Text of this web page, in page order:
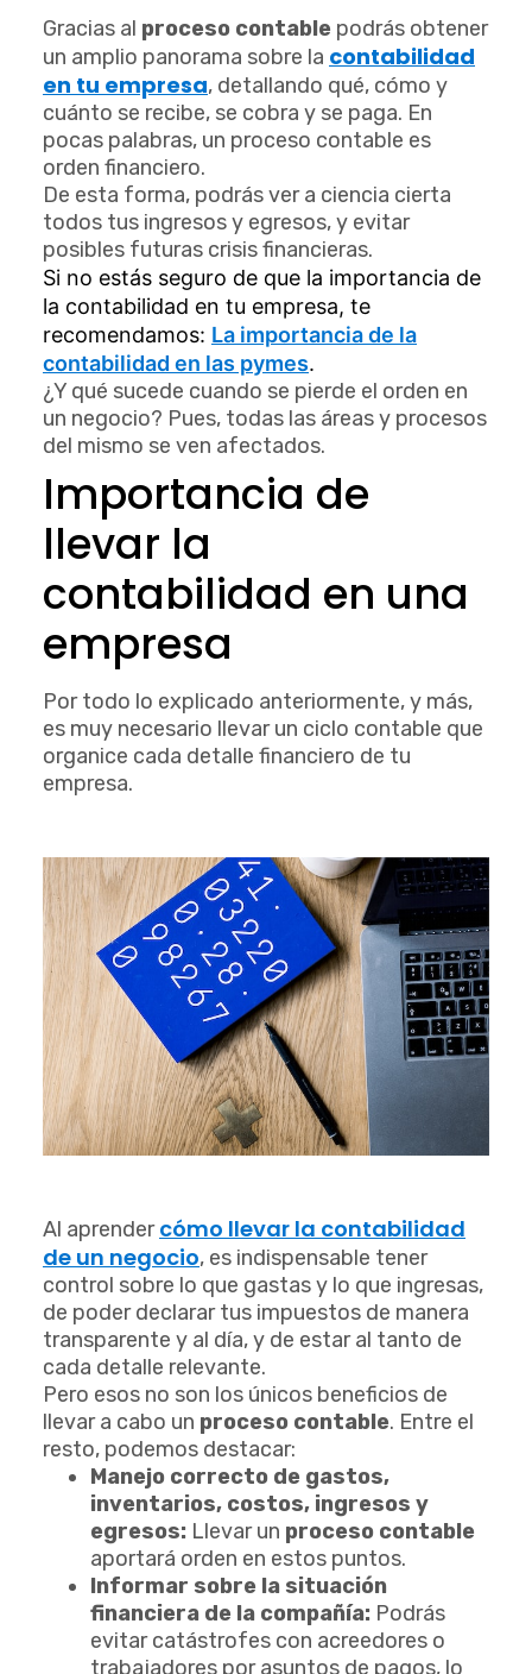
Gracias al proceso contable podrás obtener
un amplio panorama sobre la contabilidad
en tu empresa, detallando qué, cómo y
cuánto se recibe, se cobra y se paga. En
pocas palabras, un proceso contable es
orden financiero.
De esta forma, podrás ver a ciencia cierta
todos tus ingresos y egresos, y evitar
posibles futuras crisis financieras.
Si no estás seguro de que la importancia de
la contabilidad en tu empresa, te
recomendamos: La importancia de la
contabilidad en las pymes.
¿Y qué sucede cuando se pierde el orden en
un negocio? Pues, todas las áreas y procesos
del mismo se ven afectados.
Importancia de
llevar la
contabilidad en una
empresa
Por todo lo explicado anteriormente, y más,
es muy necesario llevar un ciclo contable que
organice cada detalle financiero de tu
empresa.
Al aprendercómo llevar la contabilidad
de un negocio, es indispensable tener
control sobre lo que gastas y lo que ingresas,
de poder declarar tus impuestos de manera
transparente y al día, y de estar al tanto de
cada detalle relevante.
Pero esos no son los únicos beneficios de
llevar a cabo un proceso contable. Entre el
resto, podemos destacar:
Manejo correcto de gastos,
inventarios, costos, ingresos y
egresos: Llevar un proceso contable
aportará orden en estos puntos.
Informar sobre la situación
financiera de la compañía: Podrás
evitar catástrofes con acreedores o
trabajadores por asuntos de pagos, lo